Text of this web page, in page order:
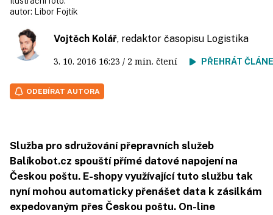
autor:
Libor Fojtík
Vojtěch Kolář, redaktor časopisu Logistika
3. 10. 2016 16:23 / 2 min. čtení PŘEHRÁT
ODEBÍRAT AUTORA
Služba pro sdružování přepravních služeb
Balíkobot.cz spouští přímé datové napojení na
Českou poštu. E-shopy využívající tuto službu tak
nyní mohou automaticky přenášet data k zásilkám
expedovaným přes Českou poštu. On-line